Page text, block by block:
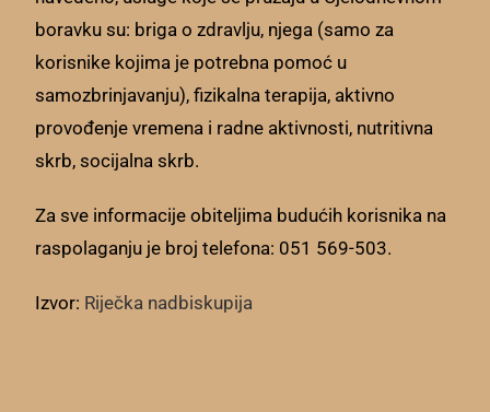
boravku su: briga o zdravlju, njega (samo za
korisnike kojima je potrebna pomoć u
samozbrinjavanju), fizikalna terapija, aktivno
provođenje vremena i radne aktivnosti, nutritivna
skrb, socijalna skrb.
Za sve informacije obiteljima budućih korisnika na
raspolaganju je broj telefona: 051 569-503.
Izvor: Riječka nadbiskupija